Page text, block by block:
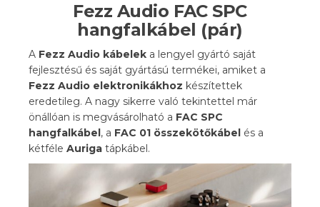
Fezz Audio FAC SPC
hangfalkábel (pár)
A Fezz Audio kábelek a lengyel gyártó saját
fejlesztésű és saját gyártású termékei, amiket a
Fezz Audio elektronikákhoz készítettek
eredetileg. A nagy sikerre való tekintettel már
önállóan is megvásárolható a FAC SPC
hangfalkábel, a FAC 01 összekötőkábel és a
kétféle Auriga tápkábel.